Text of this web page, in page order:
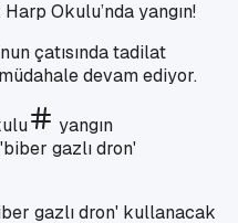
Okulu’nda yangın!
çatısında tadilat
müdahale devam ediyor.
yangın
gazlı dron' kullanacak